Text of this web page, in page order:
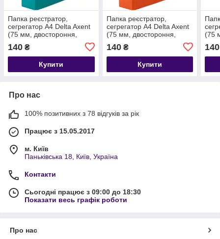
Папка реєстратор,
сегрегатор A4 Delta Axent
(75 мм, двостороння,
D1712-16C
140 ₴
Купити
Папка реєстратор,
сегрегатор A4 Delta Axent
(75 мм, двостороння,
зібрана, помаранчовий)
D1712-09C
140₴
Купити
(75
06C
140
Про нас
100% позитивних з 78 відгуків за рік
Працює з 15.05.2017
м. Київ
Паньківська 18, Київ, Україна
Контакти
Сьогодні працює з 09:00 до 18:30
Показати весь графік роботи
Про нас